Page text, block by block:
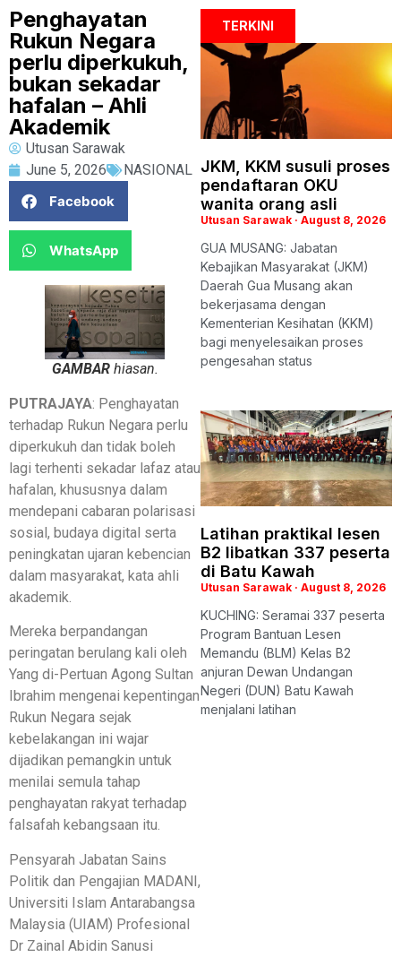
Penghayatan
Rukun Negara
perlu diperkukuh,
bukan sekadar
hafalan – Ahli
Akademik
Utusan Sarawak
June 5, 2026
NASIONAL
Facebook
WhatsApp
GAMBAR hiasan.
PUTRAJAYA: Penghayatan
terhadap Rukun Negara perlu
diperkukuh dan tidak boleh
lagi terhenti sekadar lafaz atau
hafalan, khususnya dalam
mendepani cabaran polarisasi
sosial, budaya digital serta
peningkatan ujaran kebencian
dalam masyarakat, kata ahli
akademik.
Mereka berpandangan
peringatan berulang kali oleh
Yang di-Pertuan Agong Sultan
Ibrahim mengenai kepentingan
Rukun Negara sejak
kebelakangan ini wajar
dijadikan pemangkin untuk
menilai semula tahap
penghayatan rakyat terhadap
falsafah kebangsaan itu.
Pensyarah Jabatan Sains
Politik dan Pengajian MADANI,
Universiti Islam Antarabangsa
Malaysia (UIAM) Profesional
Dr Zainal Abidin Sanusi
TERKINI
JKM, KKM susuli proses
pendaftaran OKU
wanita orang asli
Utusan Sarawak August 8, 2026
GUA MUSANG: Jabatan
Kebajikan Masyarakat (JKM)
Daerah Gua Musang akan
bekerjasama dengan
Kementerian Kesihatan (KKM)
bagi menyelesaikan proses
pengesahan status
Latihan praktikal lesen
B2 libatkan 337 peserta
di Batu Kawah
Utusan Sarawak August 8, 2026
KUCHING: Seramai 337 peserta
Program Bantuan Lesen
Memandu (BLM) Kelas B2
anjuran Dewan Undangan
Negeri (DUN) Batu Kawah
menjalani latihan